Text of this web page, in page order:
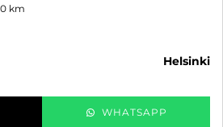
km
helsinki
WHATSAPP